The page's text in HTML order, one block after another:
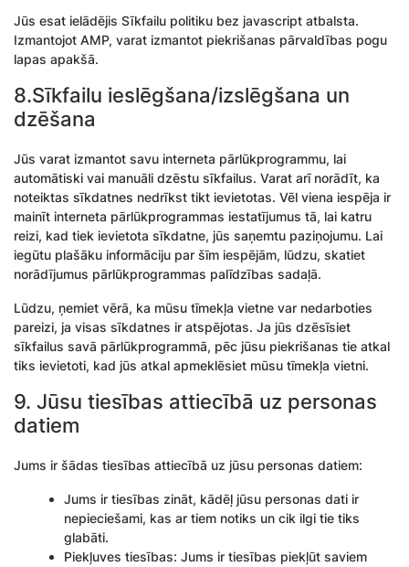
Jūs esat ielādējis Sīkfailu politiku bez javascript atbalsta.
Izmantojot AMP, varat izmantot piekrišanas pārvaldības pogu
lapas apakšā.
8.Sīkfailu ieslēgšana/izslēgšana un
dzēšana
Jūs varat izmantot savu interneta pārlūkprogrammu, lai
automātiski vai manuāli dzēstu sīkfailus. Varat arī norādīt, ka
noteiktas sīkdatnes nedrīkst tikt ievietotas. Vēl viena iespēja ir
mainīt interneta pārlūkprogrammas iestatījumus tā, lai katru
reizi, kad tiek ievietota sīkdatne, jūs saņemtu paziņojumu. Lai
iegūtu plašāku informāciju par šīm iespējām, lūdzu, skatiet
norādījumus pārlūkprogrammas palīdzības sadaļā.
Lūdzu, ņemiet vērā, ka mūsu tīmekļa vietne var nedarboties
pareizi, ja visas sīkdatnes ir atspējotas. Ja jūs dzēsīsiet
sīkfailus savā pārlūkprogrammā, pēc jūsu piekrišanas tie atkal
tiks ievietoti, kad jūs atkal apmeklēsiet mūsu tīmekļa vietni.
9. Jūsu tiesības attiecībā uz personas
datiem
Jums ir šādas tiesības attiecībā uz jūsu personas datiem:
Jums ir tiesības zināt, kādēļ jūsu personas dati ir
nepieciešami, kas ar tiem notiks un cik ilgi tie tiks
glabāti.
Piekļuves tiesības: Jums ir tiesības piekļūt saviem